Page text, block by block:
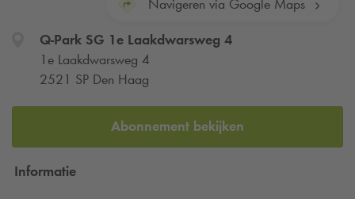
Navigeren via Google Maps
Q-ParkSG 1e Laakdwarsweg 4
1e Laakdwarsweg 4
2521 SP Den Haag
Abonnement bekijken
Informatie